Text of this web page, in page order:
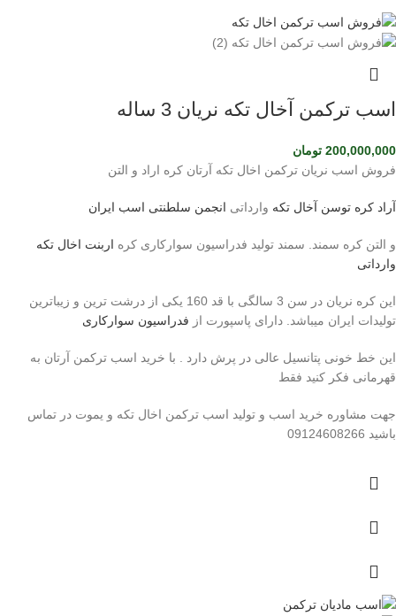
اسب ترکمن آخال تکه نریان 3 ساله
200,000,000 تومان
فروش اسب نریان ترکمن اخال تکه آرتان کره اراد و التن
آراد کره توسن آخال تکه وارداتی انجمن سلطنتی اسب ایران
و التن کره سمند. سمند تولید فدراسیون سوارکاری کره اربنت اخال تکه
وارداتی
این کره نریان در سن 3 سالگی با قد 160 یکی از درشت ترین و زیباترین
تولیدات ایران میباشد. دارای پاسپورت از فدراسیون سوارکاری
این خط خونی پتانسیل عالی در پرش دارد . با خرید اسب ترکمن آرتان به
قهرمانی فکر کنید فقط
جهت مشاوره خرید اسب و تولید اسب ترکمن اخال تکه و یموت در تماس
باشید 09124608266